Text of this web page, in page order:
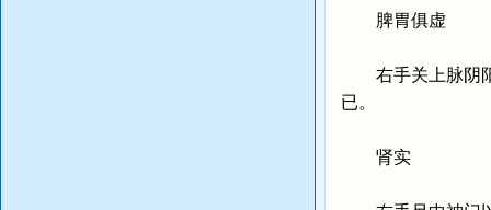
脾胃俱虚
右手关上脉阴阳
已。
肾实